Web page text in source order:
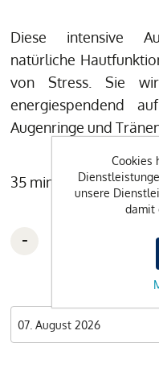
Diese intensive
natürliche
von Stress. Sie
energiespendend
Augenringe und
35 min / CHF 85.-
-
Cookies
unsere
damit